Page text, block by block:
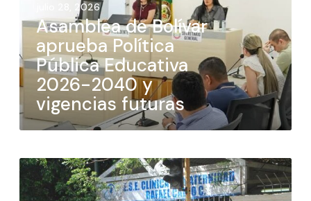
julio 28, 2026
Asamblea de Bolívar
aprueba Política
Pública Educativa
2026-2040 y
vigencias futuras